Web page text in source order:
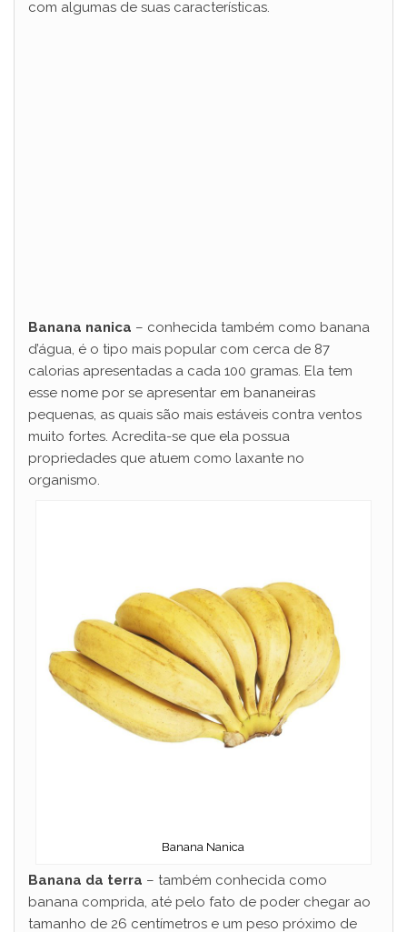
com algumas de suas características.
Banana nanica – conhecida também como banana
d’água, é o tipo mais popular com cerca de 87
calorias apresentadas a cada 100 gramas. Ela tem
esse nome por se apresentar em bananeiras
pequenas, as quais são mais estáveis contra ventos
muito fortes. Acredita-se que ela possua
propriedades que atuem como laxante no
organismo.
Banana Nanica
Banana da terra – também conhecida como
banana comprida, até pelo fato de poder chegar ao
tamanho de 26 centímetros e um peso próximo de